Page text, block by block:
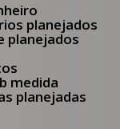
planejados
planejados
medida
planejadas